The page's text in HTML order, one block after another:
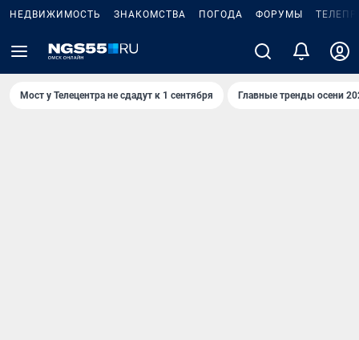
НЕДВИЖИМОСТЬ ЗНАКОМСТВА ПОГОДА ФОРУМЫ
Мост у Телецентра не сдадут к 1 сентября Главные тренды осени